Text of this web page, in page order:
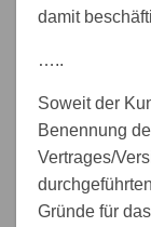
damit
…..
Soweit der
Benennung
Vertrages/
Gründe für